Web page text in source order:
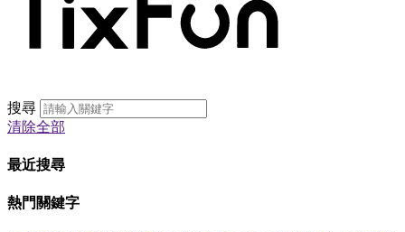
搜尋
清除全部
最近搜尋
熱門關鍵字